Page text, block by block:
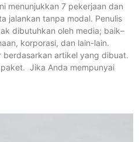
menunjukkan 7 pekerjaan dan
jalankan tanpa modal. Penulis
dibutuhkan oleh media; baik–
korporasi, dan lain-lain.
berdasarkan artikel yang dibuat.
Jika Anda mempunyai